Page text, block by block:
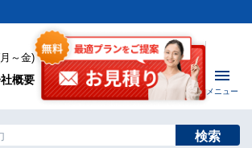
～金)
概要
メニュー
検索